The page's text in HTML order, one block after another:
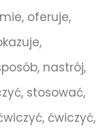
oferuje,
nastrój,
stosować,
ćwiczyć,